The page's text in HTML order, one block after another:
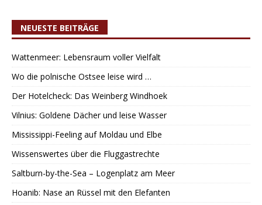
NEUESTE BEITRÄGE
Wattenmeer: Lebensraum voller Vielfalt
Wo die polnische Ostsee leise wird …
Der Hotelcheck: Das Weinberg Windhoek
Vilnius: Goldene Dächer und leise Wasser
Mississippi-Feeling auf Moldau und Elbe
Wissenswertes über die Fluggastrechte
Saltburn-by-the-Sea – Logenplatz am Meer
Hoanib: Nase an Rüssel mit den Elefanten